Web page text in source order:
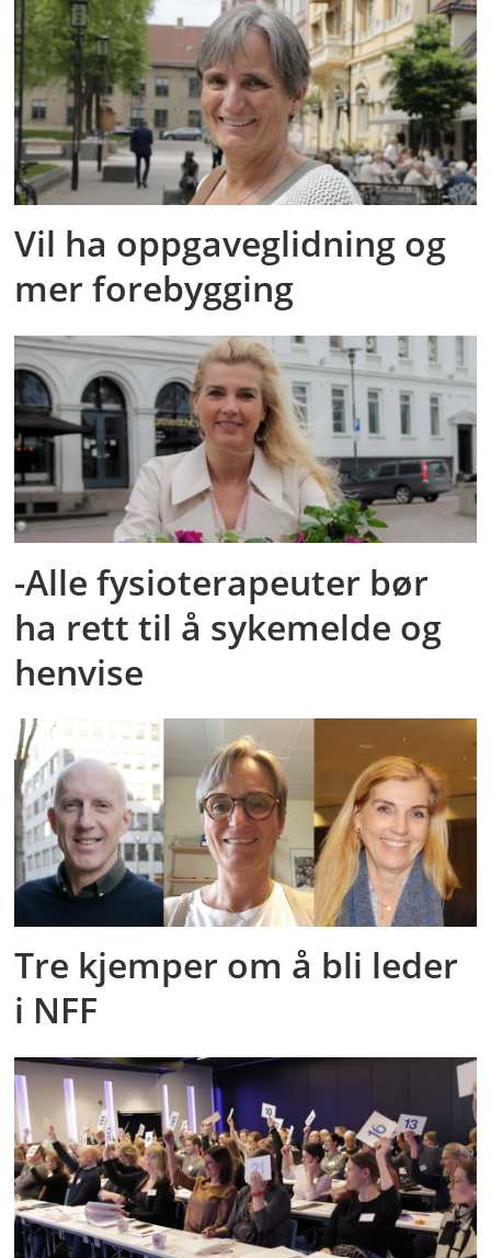
Vil ha oppgaveglidning og
mer forebygging
-Alle fysioterapeuter bør
ha rett til å sykemelde og
henvise
Tre kjemper om å bli leder
i NFF